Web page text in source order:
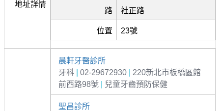
地址詳情
路 社正路
位置 23號
晨軒牙醫診所
牙科
02-29672930
220新北市板橋區館
前西路98號
兒童牙齒預防保健
聖昌診所